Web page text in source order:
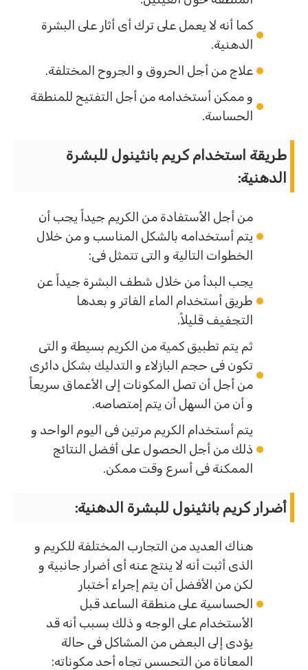
كما أنه لا يعمل على ترك أى أثار على البشرة
الدهنية.
علاج من أجل الحروق و الجروح المختلفة.
و ممكن أستخدامه من أجل التفتيح للمنطقة
الحساسة.
طريقة استخدام كريم بانثينول للبشرة
الدهنية:
من أجل الأستفادة من الكريم جيداً يجب أن
يتم أستخدامه بالشكل المناسب و من خلال
الخطوات التالية و التى تتمثل فى:
يجب البدأ من خلال شطف البشرة جيداً عن
طريق أستخدام الماء الفاتر و بعدها
التجفيف قليلاً.
ثم يتم تطبيق كمية من الكريم بسيطة و التى
تكون فى حجم البازلاء و التدليك بشكل دائرى
من أجل أن تصل المكونات إلى الأعماق سريعاً
و أن من السهل أن يتم إمتصاصه.
يتم أستخدام الكريم مرتين فى اليوم الواحد و
ذلك من أجل الحصول على أفضل النتائج
الممكنة فى أسرع وقت ممكن.
أضرار كريم بانثينول للبشرة الدهنية:
هناك العديد من التجارب المختلفة للكريم و
الذى أثبت أنه لا ينتج عنه أى أضرار جانبية و
لكن من الأفضل أن يتم إجراء أختبار
الحساسية على منطقة الساعد قبل
الأستخدام على الوجه و ذلك بسبب أنه قد
يؤدى إلى البعض من المشاكل فى حالة
المعاناة من التحسس تجاه أحد مكوناته: